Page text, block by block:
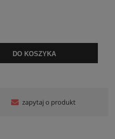
DO KOSZYKA
zapytaj o produkt